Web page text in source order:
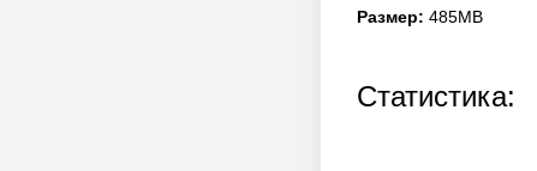
Размер: 485MB
Статистика: